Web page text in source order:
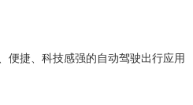
便捷、科技感强的自动驾驶出行应用